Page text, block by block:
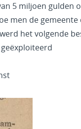
5 miljoen
men de
het volgende